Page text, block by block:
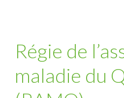
Régie de
maladie du